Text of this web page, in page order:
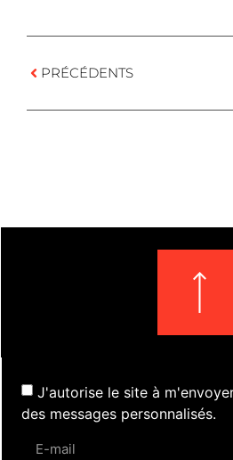
PRÉCÉDENTS
J'autorise le site à
des messages personnalisés.